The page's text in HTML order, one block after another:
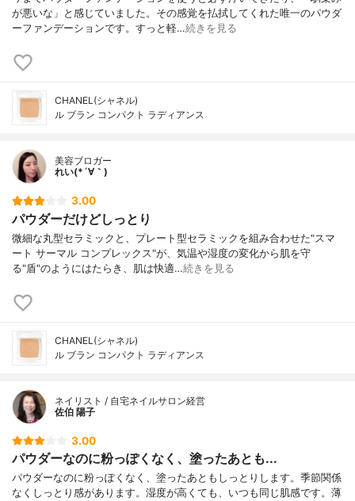
が悪いな」と感じていました。その感覚を払拭してくれた唯一のパウダ
ーファンデーションです。すっと軽…続きを見る
CHANEL(シャネル)
ル ブラン コンパクト ラディアンス
美容ブロガー
れい(*´∀｀)
3.00
パウダーだけどしっとり
微細な丸型セラミックと、プレート型セラミックを組み合わせた"スマ
ート サーマル コンプレックス"が、気温や湿度の変化から肌を守
る"盾"のようにはたらき、肌は快適…続きを見る
CHANEL(シャネル)
ル ブラン コンパクト ラディアンス
ネイリスト / 自宅ネイルサロン経営
佐伯 陽子
3.00
パウダーなのに粉っぽくなく、塗ったあとも...
パウダーなのに粉っぽくなく、塗ったあともしっとりします。季節関係
なくしっとり感があります。湿度が高くても、いつも同じ肌感です。薄